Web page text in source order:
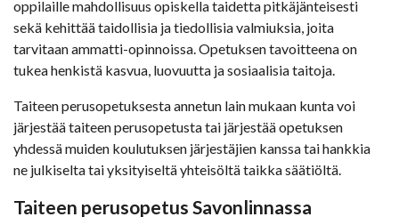
oppilaille mahdollisuus opiskella taidetta pitkäjänteisesti
sekä kehittää taidollisia ja tiedollisia valmiuksia, joita
tarvitaan ammatti-opinnoissa. Opetuksen tavoitteena on
tukea henkistä kasvua, luovuutta ja sosiaalisia taitoja.
Taiteen perusopetuksesta annetun lain mukaan kunta voi
järjestää taiteen perusopetusta tai järjestää opetuksen
yhdessä muiden koulutuksen järjestäjien kanssa tai hankkia
ne julkiselta tai yksityiseltä yhteisöltä taikka säätiöltä.
Taiteen perusopetus Savonlinnassa